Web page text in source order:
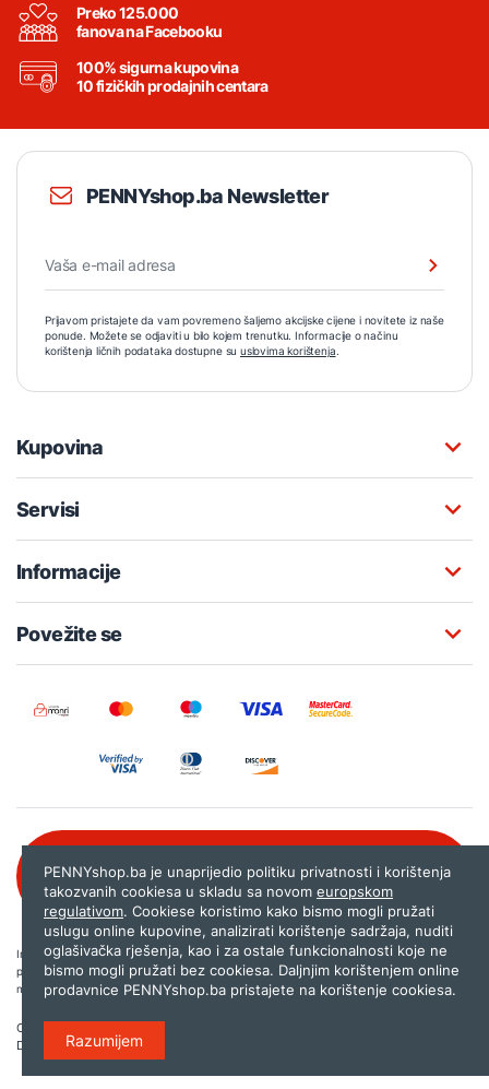
Preko 125.000
fanova na Facebooku
100% sigurna kupovina
10 fizičkih prodajnih centara
PENNYshop.ba Newsletter
Prijavom pristajete da vam povremeno šaljemo akcijske cijene i novitete iz naše
ponude. Možete se odjaviti u bilo kojem trenutku. Informacije o načinu
korištenja ličnih podataka dostupne su uslovima korištenja.
Kupovina
Servisi
Informacije
Povežite se
080 020 261
Internet trgovina PENNYshop.ba nastoji objavljivati samo provjerene i pravilne
podatke. Ako na našoj stranici otkrijete neistinite, odnosno neadekvatne informacije,
molimo vas da nam to javite nashop@pennyplus.com .
Copyright © 2026.
Dizajn i programiranje:
PENNYshop.ba je unaprijedio politiku privatnosti i korištenja
takozvanih cookiesa u skladu sa novom europskom
regulativom. Cookiese koristimo kako bismo mogli pružati
uslugu online kupovine, analizirati korištenje sadržaja, nuditi
oglašivačka rješenja, kao i za ostale funkcionalnosti koje ne
bismo mogli pružati bez cookiesa. Daljnjim korištenjem online
prodavnice PENNYshop.ba pristajete na korištenje cookiesa.
Razumijem